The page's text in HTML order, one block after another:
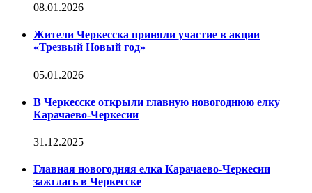
08.01.2026
Жители Черкесска приняли участие в акции
«Трезвый Новый год»
05.01.2026
В Черкесске открыли главную новогоднюю елку
Карачаево-Черкесии
31.12.2025
Главная новогодняя елка Карачаево-Черкесии
зажглась в Черкесске